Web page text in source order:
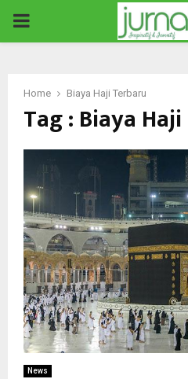
PRIMARY
Home Biaya Haji Terbaru
Tag : Biaya
News